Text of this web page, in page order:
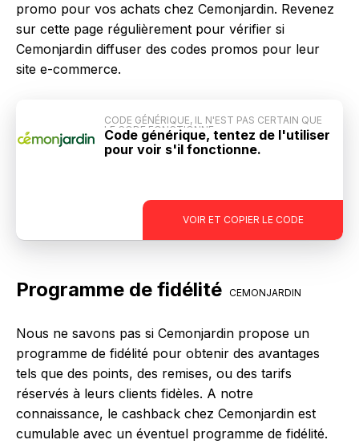
promo pour vos achats chez Cemonjardin. Revenez
sur cette page régulièrement pour vérifier si
Cemonjardin diffuser des codes promos pour leur
site e-commerce.
VOIR ET COPIER LE CODE
CODE GÉNÉRIQUE, IL N'EST PAS CERTAIN QUE
LE CODE FONCTIONNE
Code générique, tentez de l'utiliser
pour voir s'il fonctionne.
Programme de fidélité CEMONJARDIN
Nous ne savons pas si Cemonjardin propose un
programme de fidélité pour obtenir des avantages
tels que des points, des remises, ou des tarifs
réservés à leurs clients fidèles. A notre
connaissance, le cashback chez Cemonjardin est
cumulable avec un éventuel programme de fidélité.